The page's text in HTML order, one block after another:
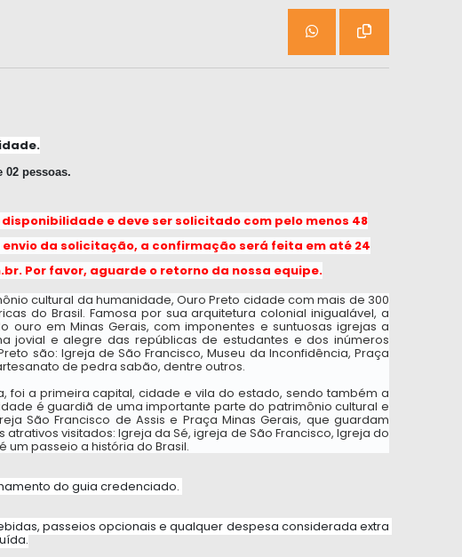
02 pessoas.
e deve ser solicitado com pelo menos 48
da solicitação, a confirmação será feita em até 24
Por favor, aguarde o retorno da nossa equipe.
cultural da humanidade, Ouro Preto cidade com mais de 300
do Brasil. Famosa por sua arquitetura colonial inigualável, a
em Minas Gerais, com imponentes e suntuosas igrejas a
jovial e alegre das repúblicas de estudantes e dos inúmeros
são: Igreja de São Francisco, Museu da Inconfidência, Praça
de pedra sabão, dentre outros.
foi a primeira capital, cidade e vila do estado, sendo também a
é guardiã de uma importante parte do patrimônio cultural e
São Francisco de Assis e Praça Minas Gerais, que guardam
visitados: Igreja da Sé, igreja de São Francisco, Igreja do
um passeio a história do Brasil.
do guia credenciado.
passeios opcionais e qualquer despesa considerada extra